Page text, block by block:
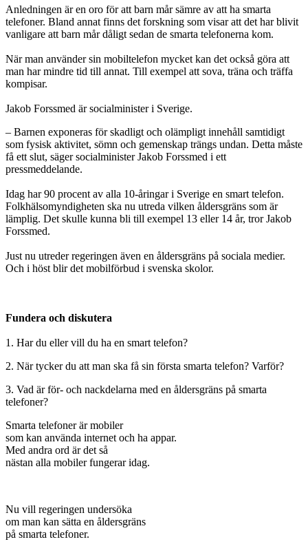
Anledningen är en oro för att barn mår sämre av att ha smarta
telefoner. Bland annat finns det forskning som visar att det har blivit
vanligare att barn mår dåligt sedan de smarta telefonerna kom.
När man använder sin mobiltelefon mycket kan det också göra att
man har mindre tid till annat. Till exempel att sova, träna och träffa
kompisar.
Jakob Forssmed är socialminister i Sverige.
– Barnen exponeras för skadligt och olämpligt innehåll samtidigt
som fysisk aktivitet, sömn och gemenskap trängs undan. Detta måste
få ett slut, säger socialminister Jakob Forssmed i ett
pressmeddelande.
Idag har 90 procent av alla 10-åringar i Sverige en smart telefon.
Folkhälsomyndigheten ska nu utreda vilken åldersgräns som är
lämplig. Det skulle kunna bli till exempel 13 eller 14 år, tror Jakob
Forssmed.
Just nu utreder regeringen även en åldersgräns på sociala medier.
Och i höst blir det mobilförbud i svenska skolor.
Fundera och diskutera
1. Har du eller vill du ha en smart telefon?
2. När tycker du att man ska få sin första smarta telefon? Varför?
3. Vad är för- och nackdelarna med en åldersgräns på smarta
telefoner?
Smarta telefoner är mobiler
som kan använda internet och ha appar.
Med andra ord är det så
nästan alla mobiler fungerar idag.
Nu vill regeringen undersöka
om man kan sätta en åldersgräns
på smarta telefoner.